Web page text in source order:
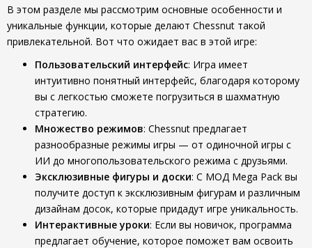
В этом разделе мы рассмотрим основные особенности и
уникальные функции, которые делают Chessnut такой
привлекательной. Вот что ожидает вас в этой игре:
Пользовательский интерфейс: Игра имеет
интуитивно понятный интерфейс, благодаря которому
вы с легкостью сможете погрузиться в шахматную
стратегию.
Множество режимов: Chessnut предлагает
разнообразные режимы игры — от одиночной игры с
ИИ до многопользовательского режима с друзьями.
Эксклюзивные фигуры и доски: С МОД Mega Pack вы
получите доступ к эксклюзивным фигурам и различным
дизайнам досок, которые придадут игре уникальность.
Интерактивные уроки: Если вы новичок, программа
предлагает обучение, которое поможет вам освоить